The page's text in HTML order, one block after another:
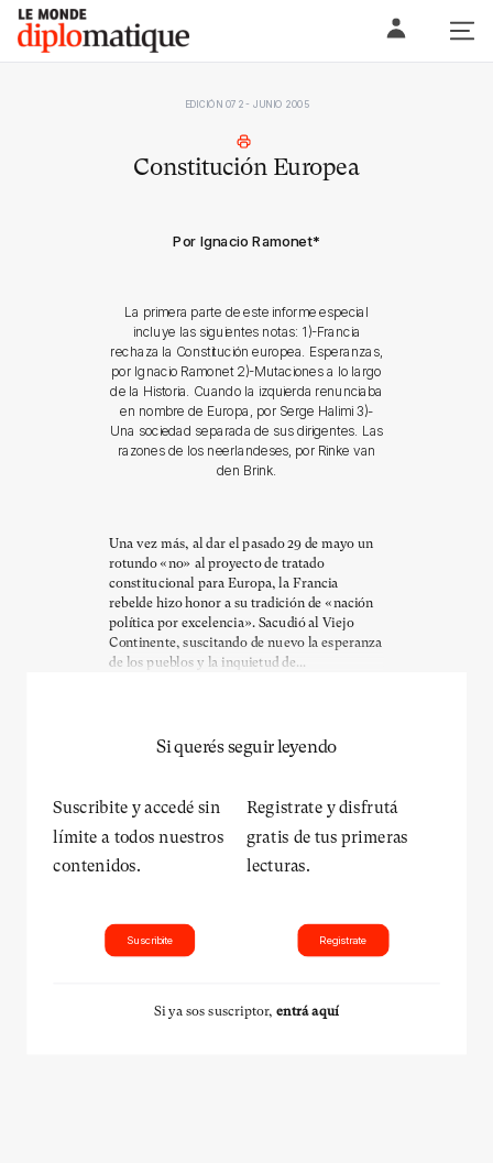
Skip
content
Le monde diplomatique
EDICIÓN 072 - JUNIO 2005
Constitución Europea
Por Ignacio Ramonet*
La primera parte de este informe especial
incluye las siguientes notas: 1)-Francia
rechaza la Constitución europea. Esperanzas,
por Ignacio Ramonet 2)-Mutaciones a lo largo
de la Historia. Cuando la izquierda renunciaba
en nombre de Europa, por Serge Halimi 3)-
Una sociedad separada de sus dirigentes. Las
razones de los neerlandeses, por Rinke van
den Brink.
Una vez más, al dar el pasado 29 de mayo un
rotundo «no» al proyecto de tratado
constitucional para Europa, la Francia
rebelde hizo honor a su tradición de «nación
política por excelencia». Sacudió al Viejo
Continente, suscitando de nuevo la esperanza
de los pueblos y la inquietud de...
Si querés seguir leyendo
Suscribite y accedé sin
límite a todos nuestros
contenidos.
Suscribite
Registrate y disfrutá
gratis de tus primeras
lecturas.
Registrate
Si ya sos suscriptor, entrá aquí